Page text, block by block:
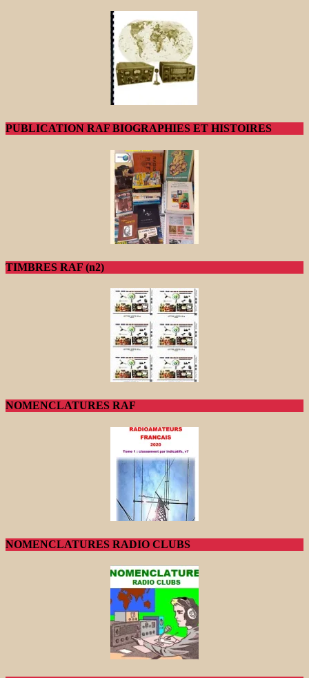
PUBLICATION RAF BIOGRAPHIES ET HISTOIRES
TIMBRES RAF (n2)
NOMENCLATURES RAF
NOMENCLATURES RADIO CLUBS